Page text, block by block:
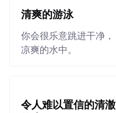
清爽的游泳
你会很乐意跳进干净，
凉爽的水中。
令人难以置信的清澈